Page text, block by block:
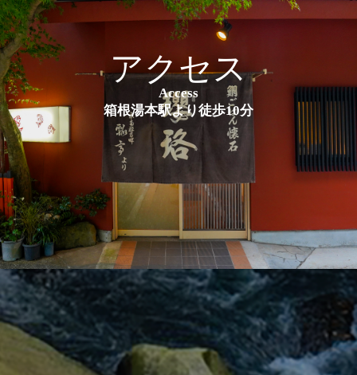
アクセス
Access
箱根湯本駅より徒歩10分